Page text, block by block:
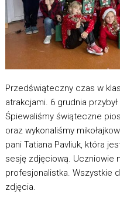
Przedświąteczny czas w
atrakcjami. 6 grudnia
Śpiewaliśmy świąteczne
oraz wykonaliśmy
pani Tatiana Pavliuk, która
sesję zdjęciową. Uczniowie
profesjonalistka. Wszystkie
zdjęcia.